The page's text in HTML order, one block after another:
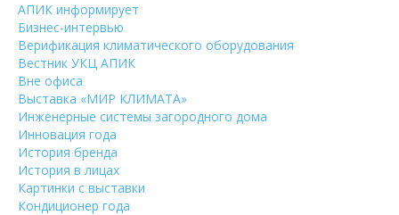
АПИК информирует
Бизнес-интервью
Верификация климатического оборудования
Вестник УКЦ АПИК
Вне офиса
Выставка «МИР КЛИМАТА»
Инженерные системы загородного дома
Инновация года
История бренда
История в лицах
Картинки с выставки
Кондиционер года